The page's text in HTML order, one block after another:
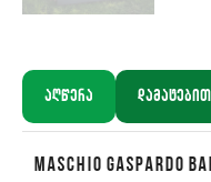
აღწერა
MASCHIO GASPARDO